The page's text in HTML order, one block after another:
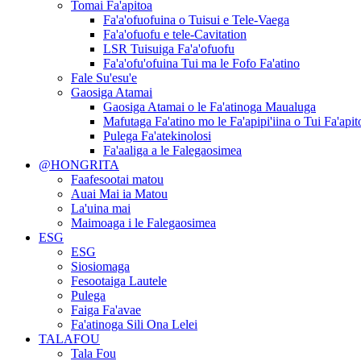
Tomai Fa'apitoa
Fa'a'ofuofuina o Tuisui e Tele-Vaega
Fa'a'ofuofu e tele-Cavitation
LSR Tuisuiga Fa'a'ofuofu
Fa'a'ofu'ofuina Tui ma le Fofo Fa'atino
Fale Su'esu'e
Gaosiga Atamai
Gaosiga Atamai o le Fa'atinoga Maualuga
Mafutaga Fa'atino mo le Fa'apipi'iina o Tui
Pulega Fa'atekinolosi
Fa'aaliga a le Falegaosimea
@HONGRITA
Faafesootai matou
Auai Mai ia Matou
La'uina mai
Maimoaga i le Falegaosimea
ESG
ESG
Siosiomaga
Fesootaiga Lautele
Pulega
Faiga Fa'avae
Fa'atinoga Sili Ona Lelei
TALAFOU
Tala Fou